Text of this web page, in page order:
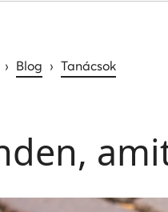
› Blog › Tanácsok